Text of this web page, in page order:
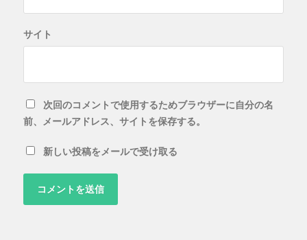
サイト
次回のコメントで使用するためブラウザーに自分の名
前、メールアドレス、サイトを保存する。
新しい投稿をメールで受け取る